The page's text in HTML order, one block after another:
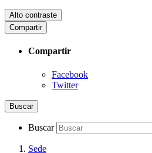
Alto contraste
Compartir
Compartir
Facebook
Twitter
Buscar
Buscar
Sede